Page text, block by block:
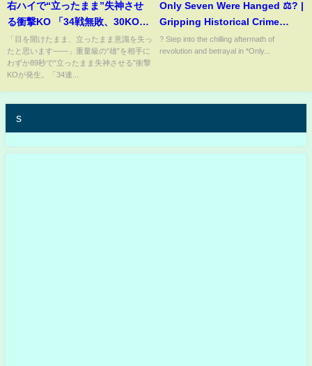
右ハイで“立ったまま”失神させ
る衝撃KO 「34戦無敗、30KO」
のファイターに戦慄走る
(ABEMA TIMES)
「目を開けたまま、立ったまま意識を失っ
たと思います――」重量級の“雄”を相手に
わずか89秒で“立ったまま失神させる”衝撃
KOが発生。「34連...
Only Seven Were Hanged ⚖️? |
Gripping Historical Crime
Drama!
? Step into the chilling aftermath of
revolution and betrayal in *Only...
s